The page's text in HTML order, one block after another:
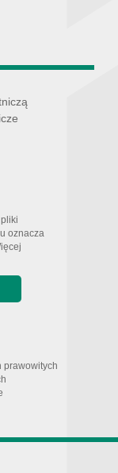
oznacza
prawowitych